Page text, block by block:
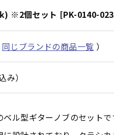
※2個セット [PK-0140-
同じブランドの商品一覧 ）
み）
ル型ギターノブのセットで